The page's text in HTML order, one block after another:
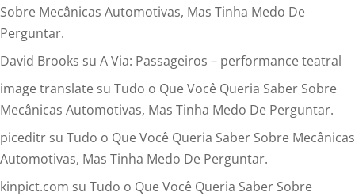
Sobre Mecânicas Automotivas, Mas Tinha Medo De
Perguntar.
David Brooks su A Via: Passageiros – performance teatral
image translate su Tudo o Que Você Queria Saber Sobre
Mecânicas Automotivas, Mas Tinha Medo De Perguntar.
piceditr su Tudo o Que Você Queria Saber Sobre Mecânicas
Automotivas, Mas Tinha Medo De Perguntar.
kinpict.com su Tudo o Que Você Queria Saber Sobre